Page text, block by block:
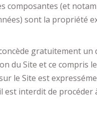
composantes (et
sont la propriété
concède gratuitement
du Site et ce compris
le Site est
est interdit de